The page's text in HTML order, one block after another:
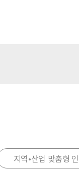
지역•산업 맞춤형